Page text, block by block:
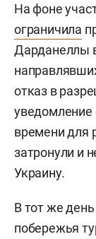
На фоне
ограничила
Дарданеллы
отказ в
уведомление
времени для
затронули и
Украину.
В тот же
побережья